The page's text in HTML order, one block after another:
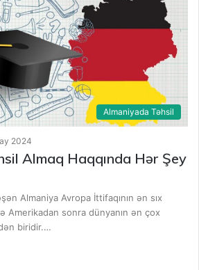
Almaniyada Təhsil
2024
Almaq Haqqında Hər Şey
Almaniya Avropa İttifaqının ən sıx
Amerikadan sonra dünyanın ən çox
biridir.…